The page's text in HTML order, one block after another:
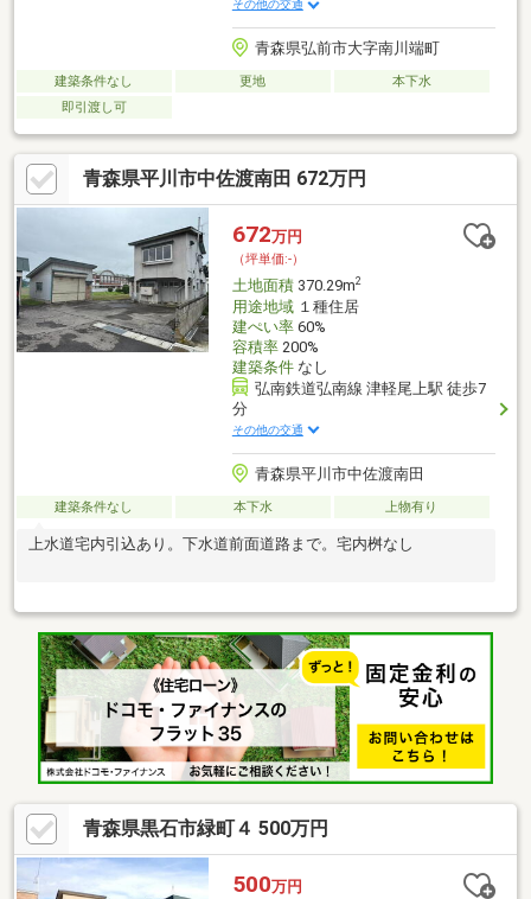
その他の交通
青森県弘前市大字南川端町
建築条件なし 更地
本下水
即引渡し可
青森県平川市中佐渡南田 672万円
672万円
（坪単価:-）
土地面積370.29m2
用途地域１種住居
建ぺい率60%
容積率200%
建築条件なし
弘南鉄道弘南線 津軽尾上駅 徒歩7
分
その他の交通
青森県平川市中佐渡南田
建築条件なし 本下水 上物有り
上水道宅内引込あり。下水道前面道路まで。宅内桝なし
青森県黒石市緑町４ 500万円
500万円